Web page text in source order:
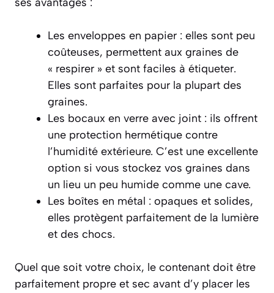
Les enveloppes en papier : elles sont peu
coûteuses, permettent aux graines de
« respirer » et sont faciles à étiqueter.
Elles sont parfaites pour la plupart des
graines.
Les bocaux en verre avec joint : ils offrent
une protection hermétique contre
l’humidité extérieure. C’est une excellente
option si vous stockez vos graines dans
un lieu un peu humide comme une cave.
Les boîtes en métal : opaques et solides,
elles protègent parfaitement de la lumière
et des chocs.
Quel que soit votre choix, le contenant doit être
parfaitement propre et sec avant d’y placer les